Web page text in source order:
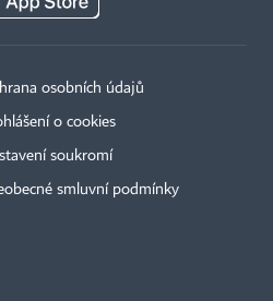
osobních údajů
o cookies
soukromí
smluvní podmínky